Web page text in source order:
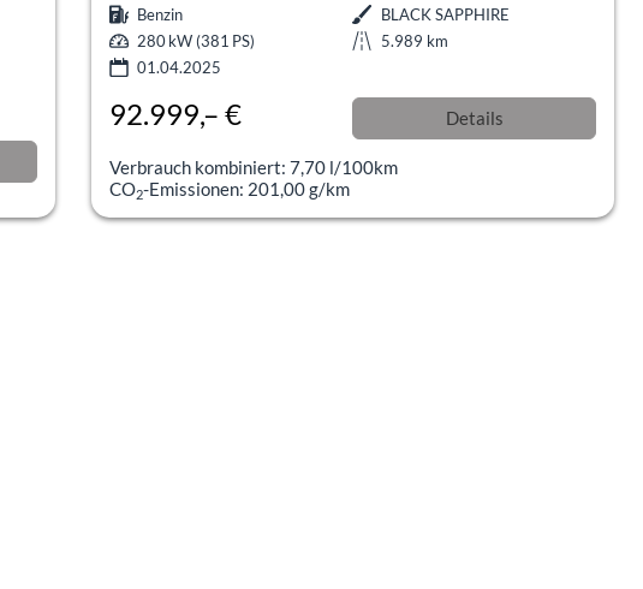
Benzin
BLACK SAPPHIRE
280 kW (381 PS)
5.989 km
01.04.2025
92.999,– € Details
Verbrauch kombiniert: 7,70 l/100km
CO2-Emissionen: 201,00 g/km